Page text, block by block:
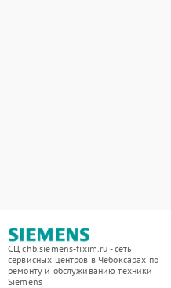
СЦ chb.siemens-fixim.ru - сеть
сервисных центров в Чебоксарах по
ремонту и обслуживанию техники
Siemens